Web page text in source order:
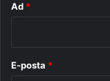
Ad *
E-posta *